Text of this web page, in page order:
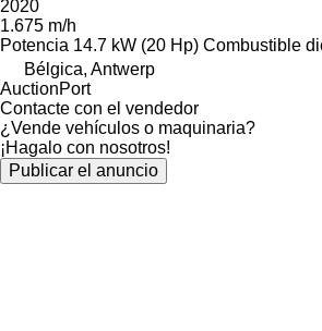
2020
1.675 m/h
Potencia 14.7 kW (20 Hp) Combustible
Bélgica, Antwerp
AuctionPort
Contacte con el vendedor
¿Vende vehículos o maquinaria?
¡Hagalo con nosotros!
Publicar el anuncio